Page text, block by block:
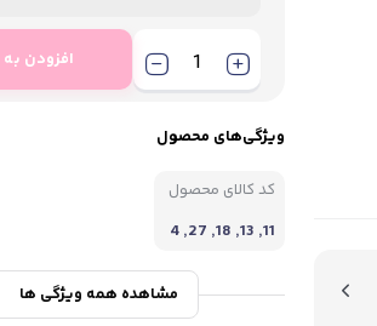
افزودن
ویژگی‌های محصول
کد کالای محصول
11, 13, 18, 27, 4
مشاهده همه ویژگی ها